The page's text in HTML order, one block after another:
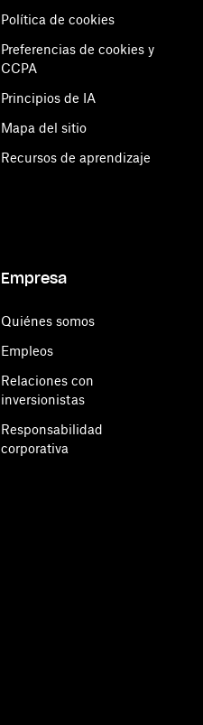
Política de cookies
Preferencias de cookies y
CCPA
Principios de IA
Mapa del sitio
Recursos de aprendizaje
Empresa
Quiénes somos
Empleos
Relaciones con
inversionistas
Responsabilidad
corporativa